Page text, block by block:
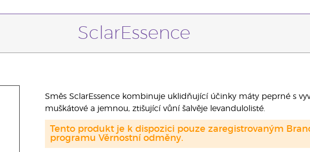
SclarEssence
Směs SclarEssence kombinuje uklidňující účinky máty peprné s
muškátové a jemnou, ztišující vůní šalvěje levandulolisté.
Tento produkt je k dispozici pouze zaregistrovaným
programu Věrnostní odměny.